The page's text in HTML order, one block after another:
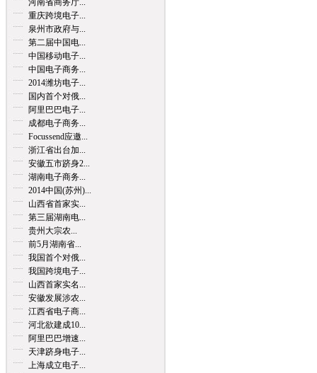
河南省商务厅...
重庆跨境电子...
泉州市政府与...
第二届中国电...
中国移动电子...
中国电子商务...
2014潍坊电子...
国内首个对俄...
阿里巴巴电子...
成都电子商务...
Focussend应邀...
浙江省出台加...
安徽五市跻身2...
湖南电子商务...
2014中国(苏州)...
山西省首家实...
第三届湖南电...
贵州大宗农...
前5月湖南省...
我国首个对俄...
我国跨境电子...
山西首家实名...
安徽发展涉农...
江西省电子商...
河北欲建成10...
阿里巴巴增速...
天津跻身电子...
上海成立电子...